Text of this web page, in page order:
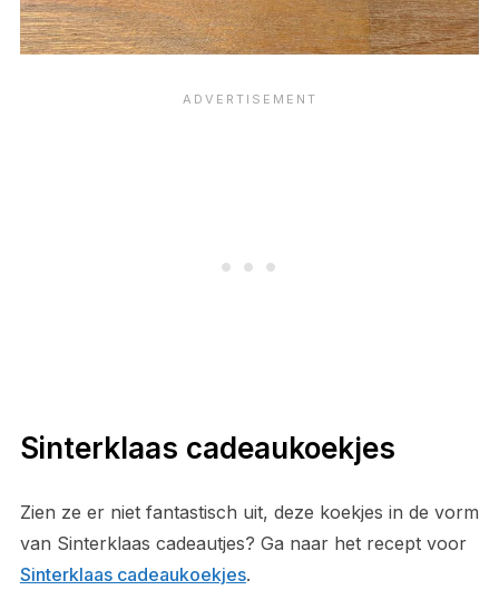
Sinterklaas cadeaukoekjes
Zien ze er niet fantastisch uit, deze koekjes in de vorm
van Sinterklaas cadeautjes? Ga naar het recept voor
Sinterklaas cadeaukoekjes.